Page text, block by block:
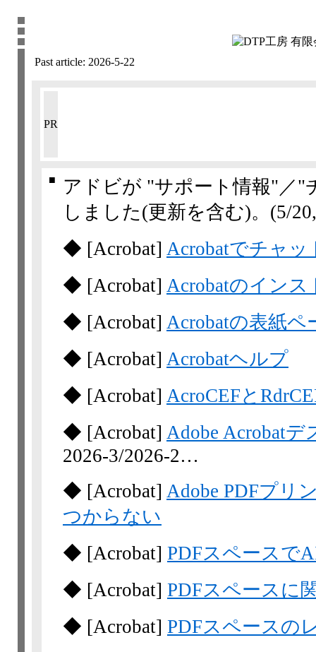
Past article: 2026-5-22
PR
■
アドビが "サポート情報"／"
しました(更新を含む)。 (5/
◆ [Acrobat] Acrobatでチャッ
◆ [Acrobat] Acrobatのインス
◆ [Acrobat] Acrobatの表紙ペ
◆ [Acrobat] Acrobatヘルプ
◆ [Acrobat] AcroCEFと
◆ [Acrobat] Adobe Acrobat
2026-3/​2026-2…
◆ [Acrobat] Adobe PDFプリ
つからない
◆ [Acrobat] PDFスペースで
◆ [Acrobat] PDFスペースに
◆ [Acrobat] PDFスペースの